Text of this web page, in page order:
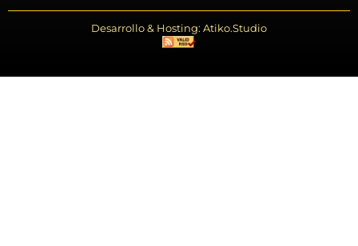
Desarrollo & Hosting: Atiko.Studio